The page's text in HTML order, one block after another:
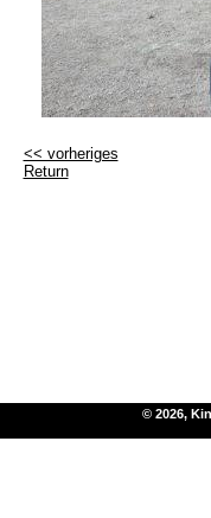
<< vorheriges
Return
© 2026,